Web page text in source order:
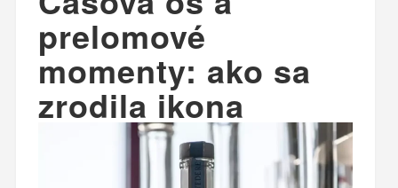
prelomové
momenty: ako sa
zrodila ikona